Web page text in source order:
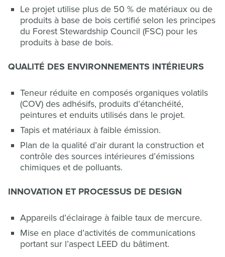
Le projet utilise plus de 50 % de matériaux ou de
produits à base de bois certifié selon les principes
du Forest Stewardship Council (FSC) pour les
produits à base de bois.
QUALITÉ DES ENVIRONNEMENTS INTÉRIEURS
Teneur réduite en composés organiques volatils
(COV) des adhésifs, produits d’étanchéité,
peintures et enduits utilisés dans le projet.
Tapis et matériaux à faible émission.
Plan de la qualité d’air durant la construction et
contrôle des sources intérieures d’émissions
chimiques et de polluants.
INNOVATION ET PROCESSUS DE DESIGN
Appareils d’éclairage à faible taux de mercure.
Mise en place d’activités de communications
portant sur l’aspect LEED du bâtiment.